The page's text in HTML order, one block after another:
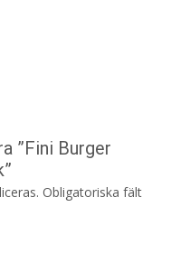
”Fini Burger
Obligatoriska fält